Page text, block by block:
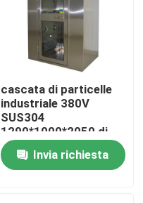
cascata di particelle
industriale 380V
SUS304
1290*1000*2050 di
acciaio inossidabile
5kw
Invia richiesta